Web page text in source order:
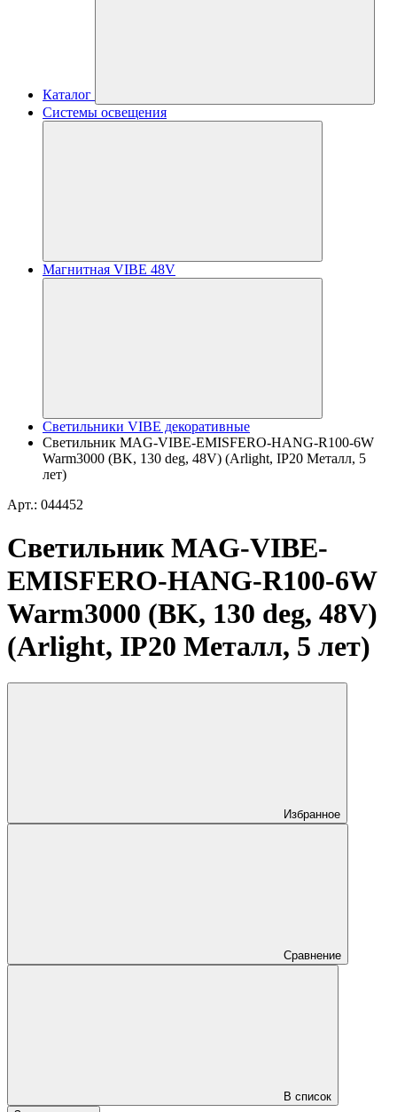
Каталог
Системы освещения
Магнитная VIBE 48V
Светильники VIBE декоративные
Светильник MAG-VIBE-EMISFERO-HANG-R100-6W
Warm3000 (BK, 130 deg, 48V) (Arlight, IP20 Металл, 5
лет)
Арт.: 044452
Светильник MAG-VIBE-
EMISFERO-HANG-R100-6W
Warm3000 (BK, 130 deg, 48V)
(Arlight, IP20 Металл, 5 лет)
Избранное
Сравнение
В список